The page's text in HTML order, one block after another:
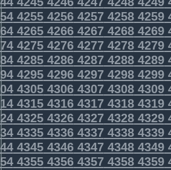
42554256425742584259
42654266426742684269
42754276427742784279
42854286428742884289
42954296429742984299
43054306430743084309
43154316431743184319
43254326432743284329
43354336433743384339
43454346434743484349
43554356435743584359